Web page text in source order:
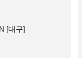
[대구]